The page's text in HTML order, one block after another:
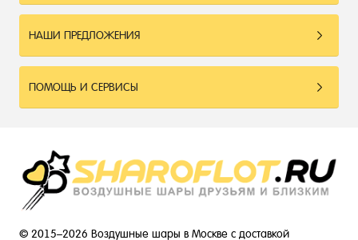
НАШИ ПРЕДЛОЖЕНИЯ
ПОМОЩЬ И СЕРВИСЫ
© 2015–2026 Воздушные шары в Москве с доставкой